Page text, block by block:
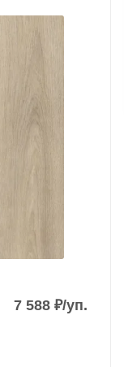
7 588 ₽/уп.